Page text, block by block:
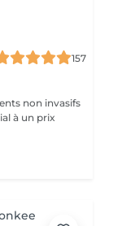
157
non invasifs
à un prix